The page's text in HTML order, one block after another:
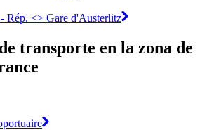
Rép. <> Gare d'Austerlitz
transporte en la zona de